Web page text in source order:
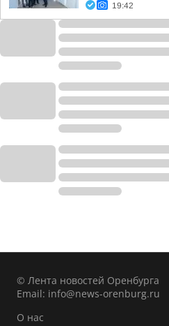
19:42
© Лента новостей Оренбурга
Email: info@news-orenburg.ru
О нас